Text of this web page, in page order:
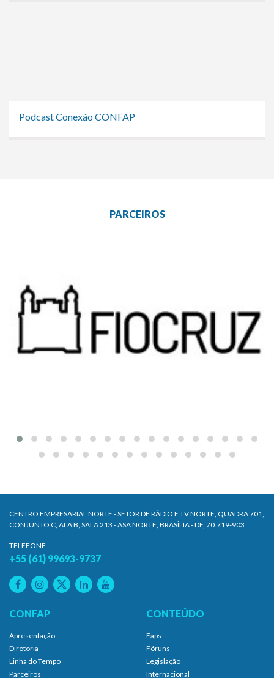
Podcast Conexão CONFAP
PARCEIROS
CENTRO EMPRESARIAL NORTE - SETOR DE RÁDIO E TV NORTE, QUADRA 701,
CONJUNTO C, ALA B, SALA 213 - ASA NORTE, BRASÍLIA - DF, 70.719-903
TELEFONE
+55 (61) 99693-9737
CONFAP
Apresentação
Diretoria
Linha do Tempo
Parceiros
CONTEÚDO
Faps
Fóruns
Legislação
Internacional